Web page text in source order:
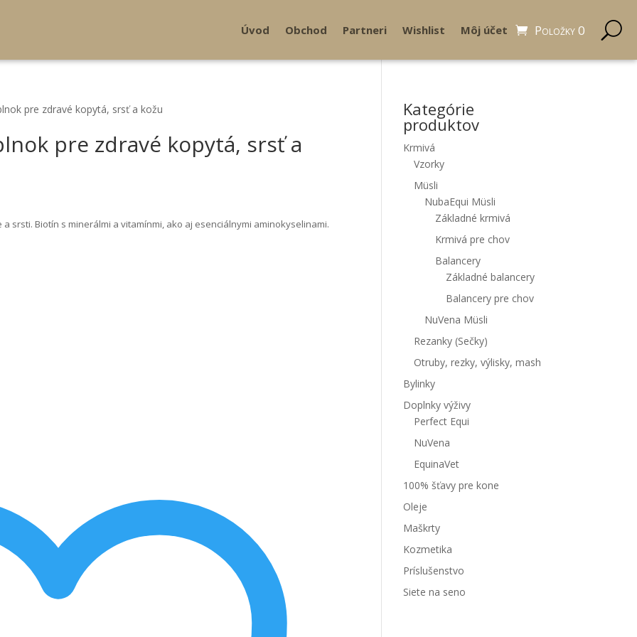
Úvod Obchod Partneri Wishlist Môj účet Položky 0
pre zdravé kopytá, srsť a kožu
pre zdravé kopytá, srsť a
srsti. Biotín s minerálmi a vitamínmi, ako aj esenciálnymi aminokyselinami.
Kategórie
produktov
Krmivá
Vzorky
Müsli
NubaEqui Müsli
Základné krmivá
Krmivá pre chov
Balancery
Základné balancery
Balancery pre chov
NuVena Müsli
Rezanky (Sečky)
Otruby, rezky, výlisky, mash
Bylinky
Doplnky výživy
Perfect Equi
NuVena
EquinaVet
100% šťavy pre kone
Oleje
Maškrty
Kozmetika
Príslušenstvo
Siete na seno